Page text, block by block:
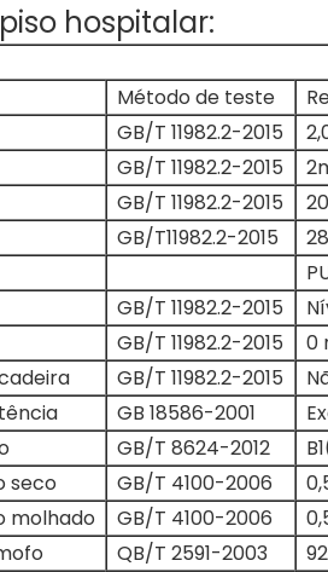
hospitalar:
Método de teste
GB/T 11982.2-2015
GB/T 11982.2-2015
GB/T 11982.2-2015
GB/T11982.2-2015
GB/T 11982.2-2015
GB/T 11982.2-2015
0
GB/T 11982.2-2015
GB 18586-2001
GB/T 8624-2012
seco
GB/T 4100-2006
molhado
GB/T 4100-2006
QB/T 2591-2003